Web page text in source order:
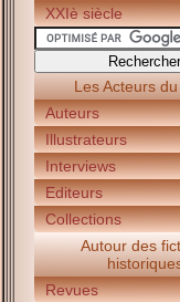
XXIè siècle
Les Acteurs
Auteurs
Illustrateurs
Interviews
Editeurs
Collections
Autour des
Revues